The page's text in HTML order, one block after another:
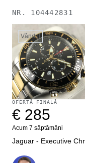
NR. 104442831
Vândut
OFERTĂ FINALĂ
€ 285
Acum 7 săptămâni
Jaguar - Executive